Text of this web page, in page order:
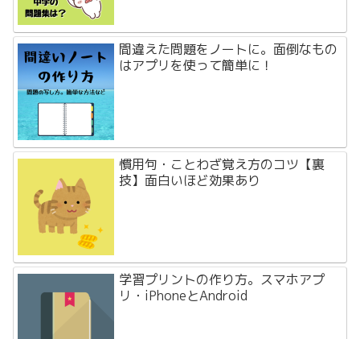
間違えた問題をノートに。面倒なもの
はアプリを使って簡単に！
慣用句・ことわざ覚え方のコツ【裏
技】面白いほど効果あり
学習プリントの作り方。スマホアプ
リ・iPhoneとAndroid